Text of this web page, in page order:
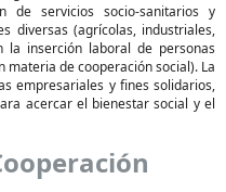
servicios socio-sanitarios y
diversas (agrícolas, industriales,
la inserción laboral de personas
materia de cooperación social). La
empresariales y fines solidarios,
acercar el bienestar social y el